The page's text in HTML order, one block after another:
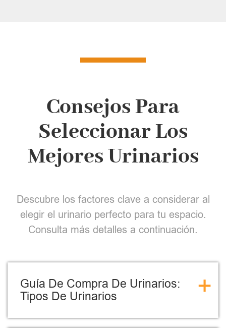
Consejos Para
Seleccionar Los
Mejores Urinarios
Descubre los factores clave a considerar al
elegir el urinario perfecto para tu espacio.
Consulta más detalles a continuación.
Guía De Compra De Urinarios:
Tipos De Urinarios
+